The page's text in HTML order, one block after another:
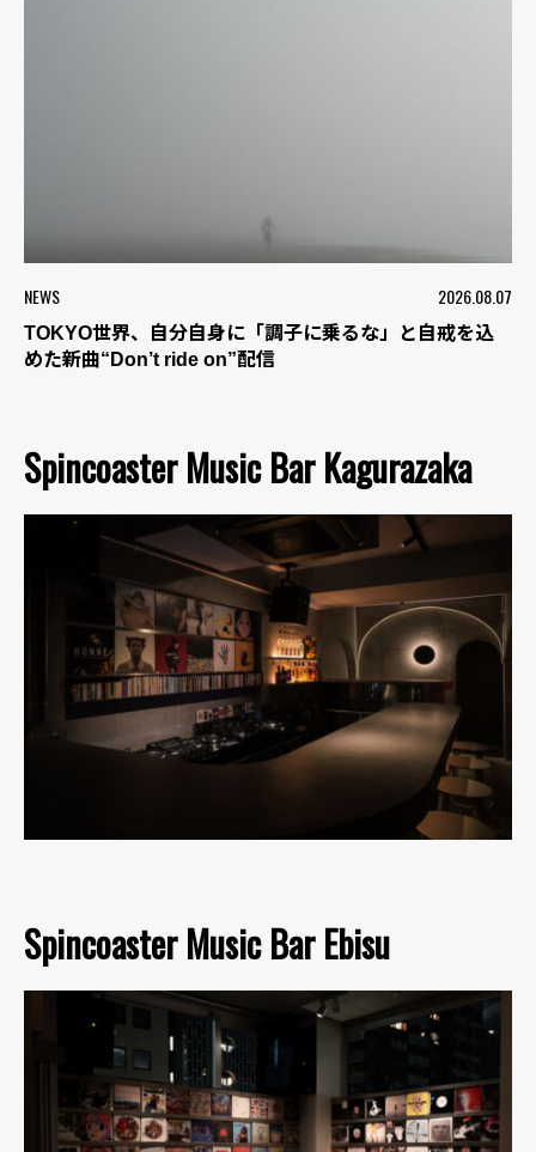
NEWS 2026.08.07
TOKYO世界、自分自身に「調子に乗るな」と自戒を込
めた新曲“Don’t ride on”配信
Spincoaster Music Bar Kagurazaka
Spincoaster Music Bar Ebisu